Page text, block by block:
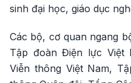
sinh đại học, giáo dục
Các bộ, cơ quan ngang
Tập đoàn Điện lực Việt
Viễn thông Việt Nam,